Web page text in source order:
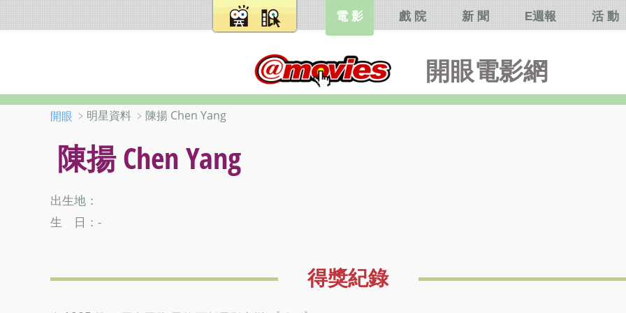
開眼電影網
電 影 戲 院 新 聞 E週報 活 動
開眼 ﹥明星資料 ﹥陳揚 Chen Yang
陳揚 Chen Yang
出生地：
生 日：-
得獎紀錄